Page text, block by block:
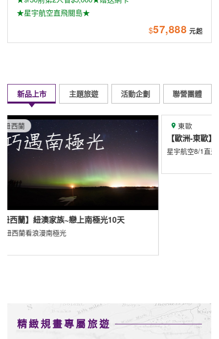
★星宇航空直飛關島★
$57,888
新品上市 主題旅遊 活動企劃 聯營團體
【歐洲-東歐】
東歐
星宇航空8/1直飛布拉格
精緻規畫專屬旅遊